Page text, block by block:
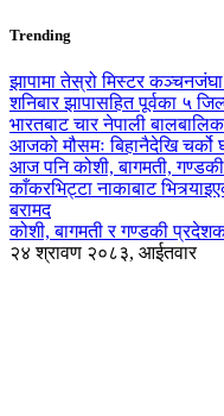
Trending
झापामा तेस्रो मिस्टर
शनिबार झापासहित पूर्वका ५
भारतबाट चार नेपाली
आजको मौसमः बिहानैदेखि चर्को
आज पनि कोशी, बागमती, गण्डकी
काँकरभिट्टा नाकाबाट
बरामद
कोशी, बागमती र गण्डकी
२४ श्रावण २०८३, आईतवार